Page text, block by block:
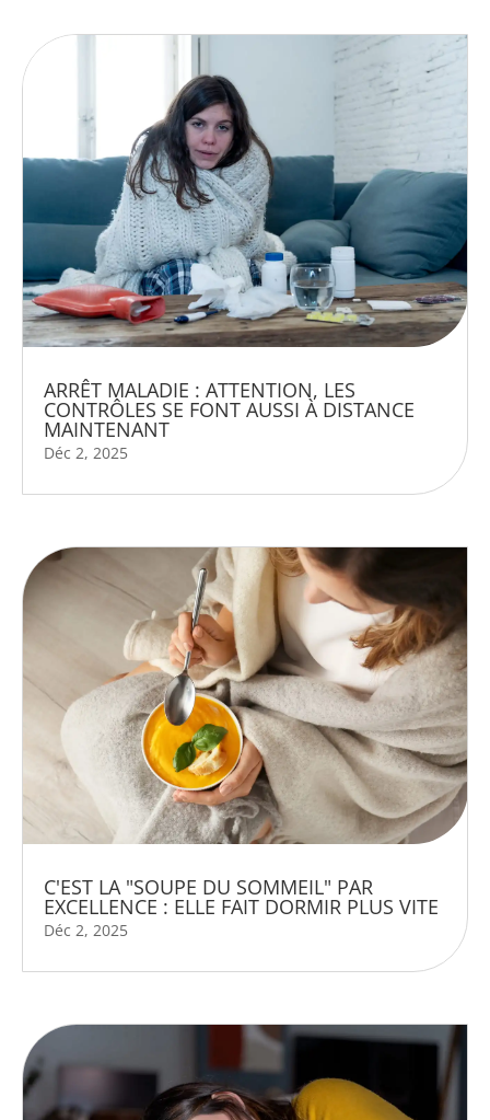
ARRÊT MALADIE : ATTENTION, LES
CONTRÔLES SE FONT AUSSI À DISTANCE
MAINTENANT
Déc 2, 2025
C'EST LA "SOUPE DU SOMMEIL" PAR
EXCELLENCE : ELLE FAIT DORMIR PLUS VITE
Déc 2, 2025